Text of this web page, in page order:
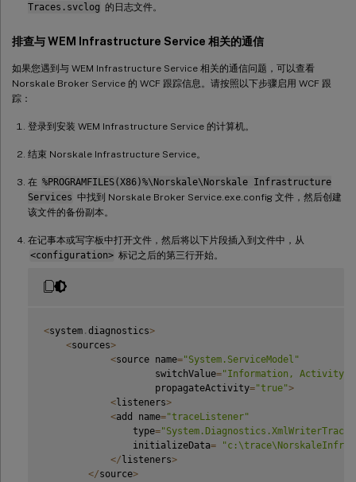
Traces.svclog 的日志文件。
排查与 WEM Infrastructure Service 相关的通信
如果您遇到与 WEM Infrastructure Service 相关的通信问题，可以查看
Norskale Broker Service 的 WCF 跟踪信息。请按照以下步骤启用 WCF 跟
踪：
登录到安装 WEM Infrastructure Service 的计算机。
结束 Norskale Infrastructure Service。
在 %PROGRAMFILES(X86)%\Norskale\Norskale Infrastructure
Services 中找到 Norskale Broker Service.exe.config 文件，然后创建
该文件的备份副本。
在记事本或写字板中打开文件，然后将以下片段插入到文件中，从
<configuration> 标记之后的第三行开始。
<system . diagnostics>
<sources>
<source name="System.ServiceModel"
                    switchValue
="Information,
                    propagateActivity
="true">
<listeners>
<add name="traceListener"
                type
=
                initializeData
=
</listeners>
</source>